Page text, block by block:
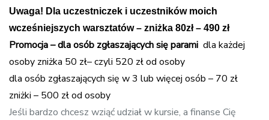
Uwaga! Dla uczestniczek i uczestników moich
wcześniejszych warsztatów – zniżka 80zł – 490 zł
Promocja – dla osób zgłaszających się parami dla każdej
osoby zniżka 50 zł– czyli 520 zł od osoby
dla osób zgłaszających się w 3 lub więcej osób – 70 zł
zniżki – 500 zł od osoby
Jeśli bardzo chcesz wziąć udział w kursie, a finanse Cię